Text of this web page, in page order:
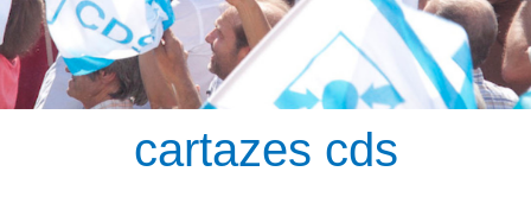
cartazes cds